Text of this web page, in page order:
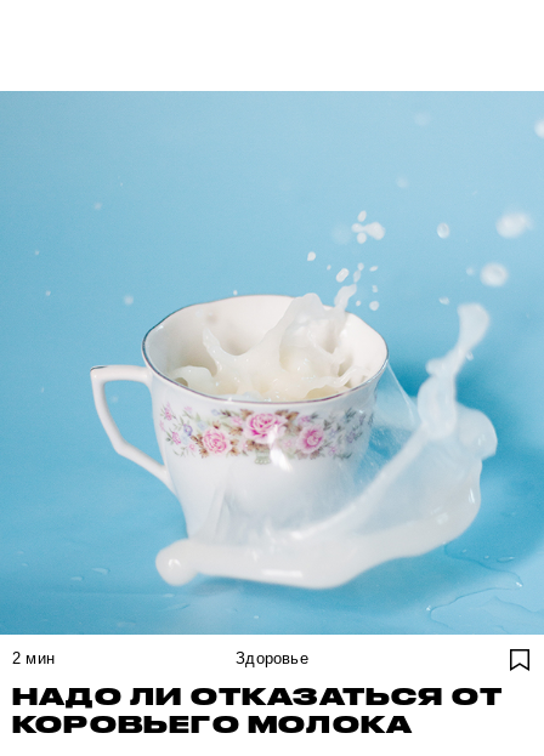
2 мин Здоровье
НАДО ЛИ ОТКАЗАТЬСЯ ОТ
КОРОВЬЕГО МОЛОКА